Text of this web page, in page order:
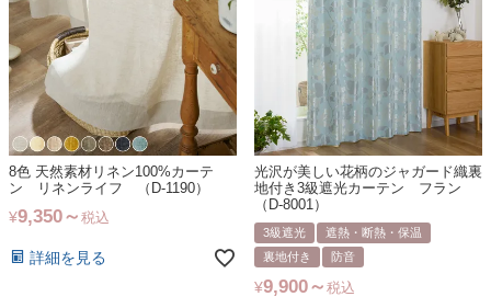
8色 天然素材リネン100%カーテ
ン リネンライフ （D-1190）
¥9,350 税込
詳細を見る
光沢が美しい花柄のジャガード織裏
地付き3級遮光カーテン フラン
（D-8001）
3級遮光
遮熱・断熱・保温
裏地付き
防音
¥9,900 税込